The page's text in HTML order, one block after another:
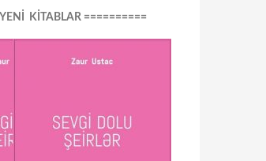
KİTABLAR ==========